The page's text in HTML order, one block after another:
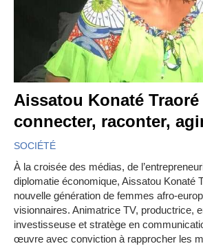
Aissatou Konaté Traoré
connecter, raconter,
SOCIÉTÉ
À la croisée des médias, de
diplomatie économique, Aissatou Konaté
nouvelle génération de femmes afro-
visionnaires. Animatrice TV, productrice,
investisseuse et stratège en
œuvre avec conviction à rapprocher les